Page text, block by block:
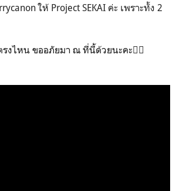
ให้ Project SEKAI ค่ะ เพราะทั้ง 2
งไหน ขออภัยมา ณ ที่นี้ด้วยนะคะ🙇‍♀️